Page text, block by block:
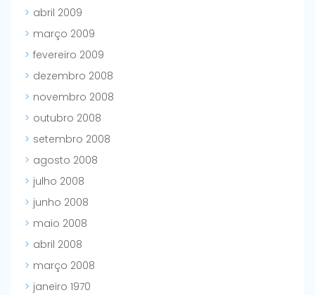
abril 2009
março 2009
fevereiro 2009
dezembro 2008
novembro 2008
outubro 2008
setembro 2008
agosto 2008
julho 2008
junho 2008
maio 2008
abril 2008
março 2008
janeiro 1970